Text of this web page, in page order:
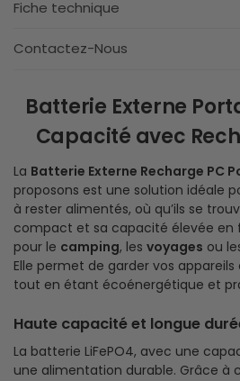
Fiche technique
Contactez-Nous
Batterie Externe
Capacité avec
La Batterie Externe Recharge PC
proposons est une solution idéale
à rester alimentés, où qu’ils se
compact et sa capacité élevée en
pour le camping, les voyages ou
Elle permet de garder vos
tout en étant écoénergétique et
Haute capacité et longue
La batterie LiFePO4, avec une
une alimentation durable. Grâce à